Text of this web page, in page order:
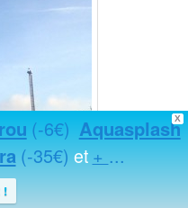
X
(-6€) Aquasplash
(-35€)et+...
!